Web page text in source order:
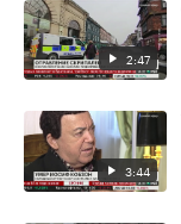
2:47
3:44